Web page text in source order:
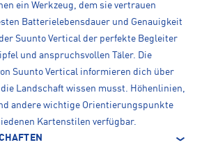
ein Werkzeug, dem sie vertrauen
Batterielebensdauer und Genauigkeit
Suunto Vertical der perfekte Begleiter
und anspruchsvollen Täler. Die
Suunto Vertical informieren dich über
Landschaft wissen musst. Höhenlinien,
andere wichtige Orientierungspunkte
Kartenstilen verfügbar.